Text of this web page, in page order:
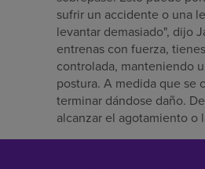
sufrir un accidente o una
levantar demasiado", dijo
entrenas con fuerza,
controlada, manteniendo
postura. A medida que se
terminar dándose daño.
alcanzar el agotamiento o